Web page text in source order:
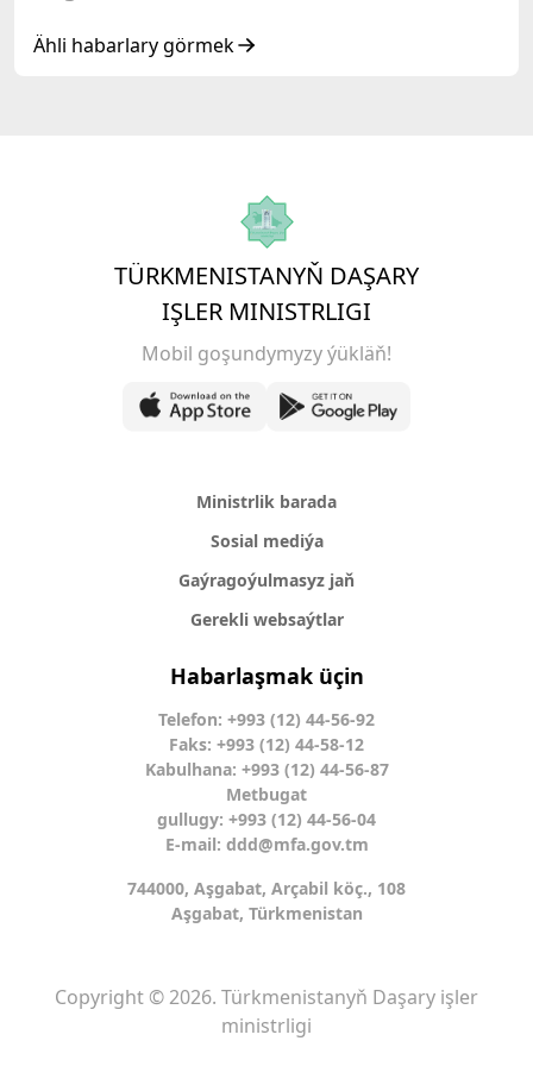
Ähli habarlary görmek
TÜRKMENISTANYŇ DAŞARY
IŞLER MINISTRLIGI
Mobil goşundymyzy ýükläň!
Ministrlik barada
Sosial mediýa
Gaýragoýulmasyz jaň
Gerekli websaýtlar
Habarlaşmak üçin
Telefon: +993 (12) 44-56-92
Faks: +993 (12) 44-58-12
Kabulhana: +993 (12) 44-56-87
Metbugat
gullugy: +993 (12) 44-56-04
E-mail: ddd@mfa.gov.tm
744000, Aşgabat, Arçabil köç., 108
Aşgabat, Türkmenistan
Copyright © 2026. Türkmenistanyň Daşary işler
ministrligi